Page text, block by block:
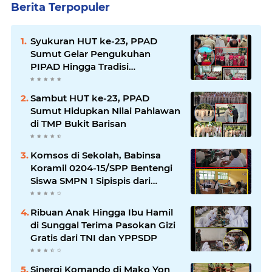
Berita Terpopuler
Syukuran HUT ke-23, PPAD
Sumut Gelar Pengukuhan
PIPAD Hingga Tradisi
Kekeluargaan
Sambut HUT ke-23, PPAD
Sumut Hidupkan Nilai Pahlawan
di TMP Bukit Barisan
Komsos di Sekolah, Babinsa
Koramil 0204-15/SPP Bentengi
Siswa SMPN 1 Sipispis dari
Bahaya Narkotika
Ribuan Anak Hingga Ibu Hamil
di Sunggal Terima Pasokan Gizi
Gratis dari TNI dan YPPSDP
Sinergi Komando di Mako Yon